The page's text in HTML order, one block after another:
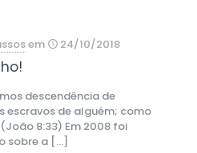
em 24/10/2018
descendência de
escravos de alguém; como
(João 8:33) Em 2008 foi
sobre a […]